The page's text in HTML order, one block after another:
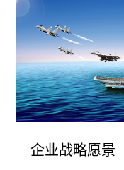
企业战略愿景